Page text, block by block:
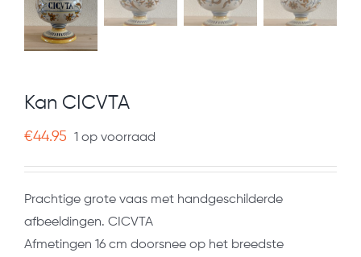
Kan CICVTA
€44.95 1 op voorraad
Prachtige grote vaas met handgeschilderde
afbeeldingen. CICVTA
Afmetingen 16 cm doorsnee op het breedste